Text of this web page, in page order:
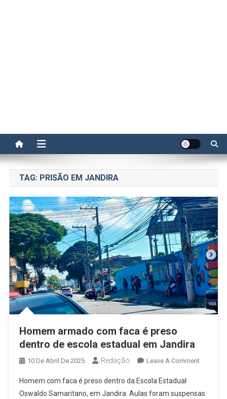
TAG: PRISÃO EM JANDIRA
Homem armado com faca é preso
dentro de escola estadual em Jandira
10 De Abril De 2025 Redação Leave A CommentOn
Com
Homem com faca é preso dentro da Escola Estadual
Oswaldo Samaritano, em Jandira. Aulas foram suspensas